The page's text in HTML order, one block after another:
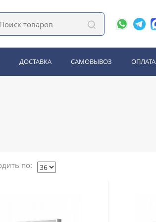
ДОСТАВКА САМОВЫВОЗ ОПЛАТА
шкафы для ванной
ESBANO
по: